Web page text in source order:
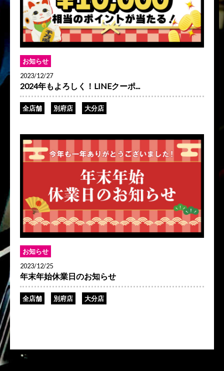
お知らせ
2023/12/27
2024年もよろしく！LINEクーポ...
全店舗 別府店 大分店
お知らせ
2023/12/25
年末年始休業日のお知らせ
全店舗 別府店 大分店